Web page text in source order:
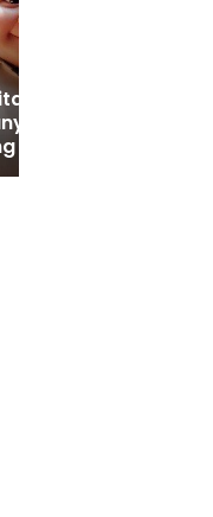
Campaign :
Dengan AI
Berpengaruh ?